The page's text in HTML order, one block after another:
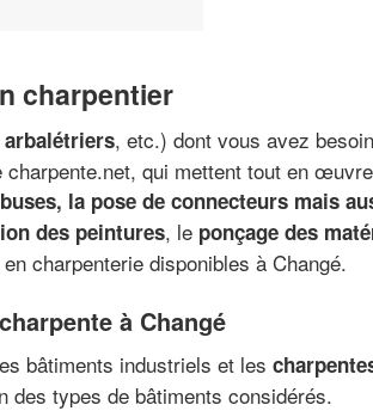
charpentier
, etc.) dont vous avez
qui mettent tout en
la pose de connecteurs mais
des peintures, le ponçage des
charpenterie disponibles à Changé.
à Changé
bâtiments industriels et les
des types de bâtiments considérés.